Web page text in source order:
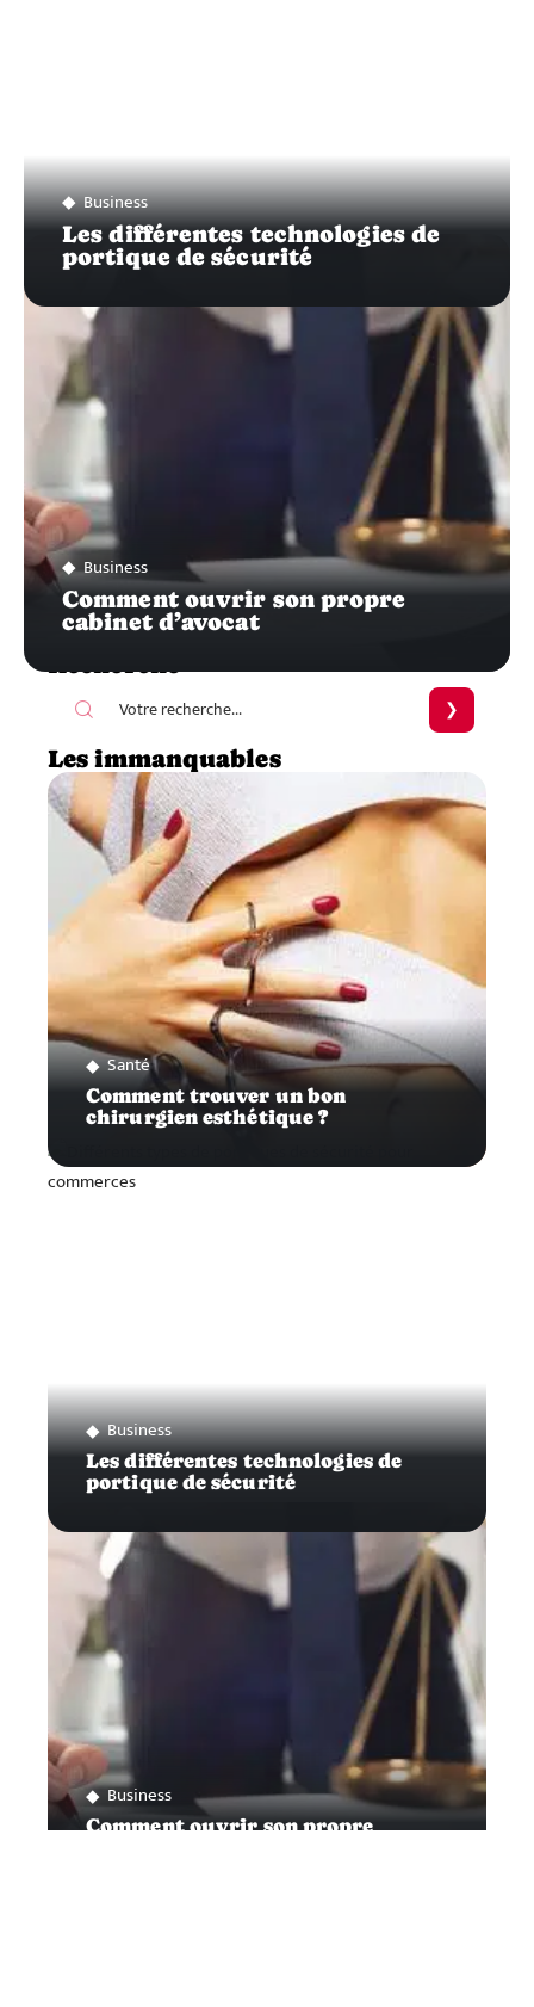
Business
Les différentes technologies de
portique de sécurité
Business
Comment ouvrir son propre
cabinet d’avocat
Recherche
Les immanquables
Santé
Comment trouver un bon
chirurgien esthétique ?
Business
Les différentes technologies de
portique de sécurité
Business
Comment ouvrir son propre